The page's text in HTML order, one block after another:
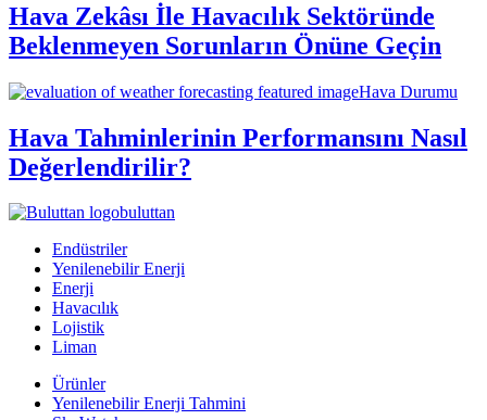
Hava Zekâsı İle Havacılık Sektöründe
Beklenmeyen Sorunların Önüne Geçin
Hava Durumu
Hava Tahminlerinin Performansını Nasıl
Değerlendirilir?
buluttan
Endüstriler
Yenilenebilir Enerji
Enerji
Havacılık
Lojistik
Liman
Ürünler
Yenilenebilir Enerji Tahmini